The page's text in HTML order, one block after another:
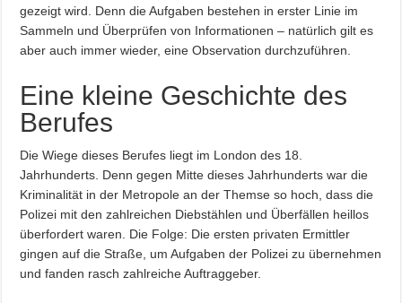
gezeigt wird. Denn die Aufgaben bestehen in erster Linie im
Sammeln und Überprüfen von Informationen – natürlich gilt es
aber auch immer wieder, eine Observation durchzuführen.
Eine kleine Geschichte des
Berufes
Die Wiege dieses Berufes liegt im London des 18.
Jahrhunderts. Denn gegen Mitte dieses Jahrhunderts war die
Kriminalität in der Metropole an der Themse so hoch, dass die
Polizei mit den zahlreichen Diebstählen und Überfällen heillos
überfordert waren. Die Folge: Die ersten privaten Ermittler
gingen auf die Straße, um Aufgaben der Polizei zu übernehmen
und fanden rasch zahlreiche Auftraggeber.